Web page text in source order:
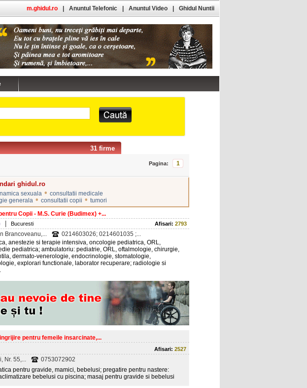
31 firme
Pagina: 1
ghidul.ro
sexuala • consultatii medicale
generala • consultatii copii • tumori
Copii - M.S. Curie (Budimex) +...
Bucuresti Afisari: 2793
Brancoveanu,...
0214603026; 0214601035 ;...
anestezie si terapie intensiva, oncologie pediatrica, ORL,
pediatrica; ambulatoriu: pediatrie, ORL, oftalmologie, chirurgie,
dermato-venerologie, endocrinologie, stomatologie,
explorari functionale, laborator recuperare; radiologie si
pentru femeile insarcinate,...
Afisari: 2527
Nr. 55,...
0753072902
pentru gravide, mamici, bebelusi; pregatire pentru nastere:
bebelusi cu piscina; masaj pentru gravide si bebelusi
m.ghidul.ro Anuntul Telefonic Anuntul Video Ghidul Nuntii